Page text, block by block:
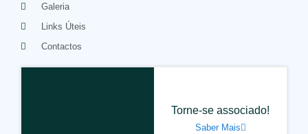
Galeria
Links Úteis
Contactos
Torne-se associado!
Saber Mais